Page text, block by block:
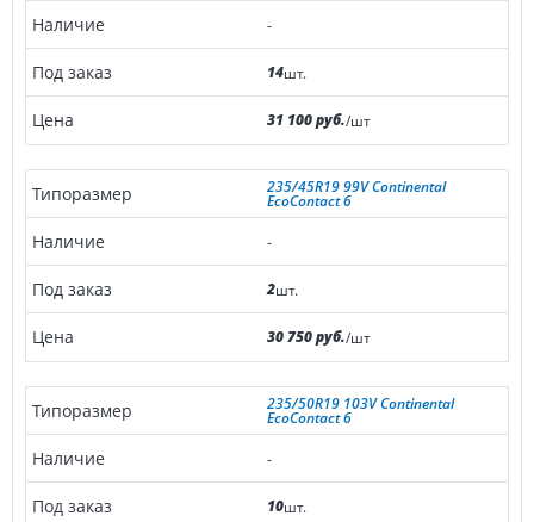
-
14шт.
31 100 руб./шт
235/45R19 99V Continental
EcoContact 6
-
2шт.
30 750 руб./шт
235/50R19 103V Continental
EcoContact 6
-
10шт.